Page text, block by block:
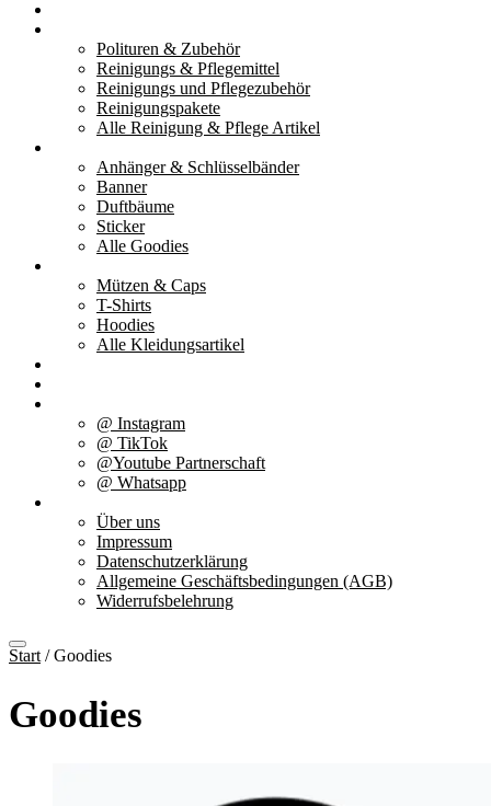
Polituren & Zubehör
Reinigungs & Pflegemittel
Reinigungs und Pflegezubehör
Reinigungspakete
Alle Reinigung & Pflege Artikel
Anhänger & Schlüsselbänder
Banner
Duftbäume
Sticker
Alle Goodies
Mützen & Caps
T-Shirts
Hoodies
Alle Kleidungsartikel
@ Instagram
@ TikTok
@Youtube Partnerschaft
@ Whatsapp
Über uns
Impressum
Datenschutzerklärung
Allgemeine Geschäftsbedingungen (AGB)
Widerrufsbelehrung
Start / Goodies
Goodies